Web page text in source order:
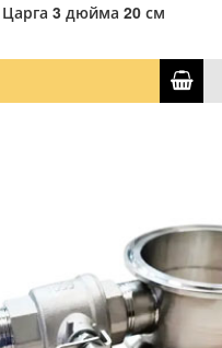
Царга 3 дюйма 20 см